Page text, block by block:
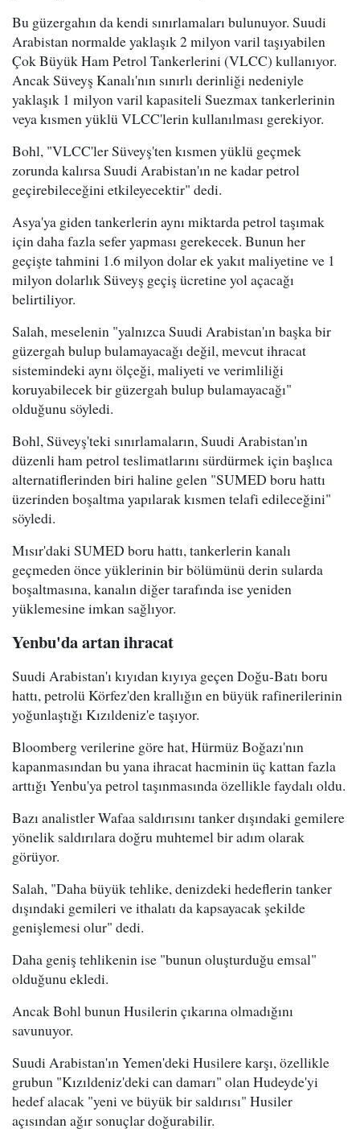
Bu güzergahın da kendi sınırlamaları bulunuyor. Suudi
Arabistan normalde yaklaşık 2 milyon varil taşıyabilen
Çok Büyük Ham Petrol Tankerlerini (VLCC) kullanıyor.
Ancak Süveyş Kanalı'nın sınırlı derinliği nedeniyle
yaklaşık 1 milyon varil kapasiteli Suezmax tankerlerinin
veya kısmen yüklü VLCC'lerin kullanılması gerekiyor.
Bohl, "VLCC'ler Süveyş'ten kısmen yüklü geçmek
zorunda kalırsa Suudi Arabistan'ın ne kadar petrol
geçirebileceğini etkileyecektir" dedi.
Asya'ya giden tankerlerin aynı miktarda petrol taşımak
için daha fazla sefer yapması gerekecek. Bunun her
geçişte tahmini 1.6 milyon dolar ek yakıt maliyetine ve 1
milyon dolarlık Süveyş geçiş ücretine yol açacağı
belirtiliyor.
Salah, meselenin "yalnızca Suudi Arabistan'ın başka bir
güzergah bulup bulamayacağı değil, mevcut ihracat
sistemindeki aynı ölçeği, maliyeti ve verimliliği
koruyabilecek bir güzergah bulup bulamayacağı"
olduğunu söyledi.
Bohl, Süveyş'teki sınırlamaların, Suudi Arabistan'ın
düzenli ham petrol teslimatlarını sürdürmek için başlıca
alternatiflerinden biri haline gelen "SUMED boru hattı
üzerinden boşaltma yapılarak kısmen telafi edileceğini"
söyledi.
Mısır'daki SUMED boru hattı, tankerlerin kanalı
geçmeden önce yüklerinin bir bölümünü derin sularda
boşaltmasına, kanalın diğer tarafında ise yeniden
yüklemesine imkan sağlıyor.
Yenbu'da artan ihracat
Suudi Arabistan'ı kıyıdan kıyıya geçen Doğu-Batı boru
hattı, petrolü Körfez'den krallığın en büyük rafinerilerinin
yoğunlaştığı Kızıldeniz'e taşıyor.
Bloomberg verilerine göre hat, Hürmüz Boğazı'nın
kapanmasından bu yana ihracat hacminin üç kattan fazla
arttığı Yenbu'ya petrol taşınmasında özellikle faydalı oldu.
Bazı analistler Wafaa saldırısını tanker dışındaki gemilere
yönelik saldırılara doğru muhtemel bir adım olarak
görüyor.
Salah, "Daha büyük tehlike, denizdeki hedeflerin tanker
dışındaki gemileri ve ithalatı da kapsayacak şekilde
genişlemesi olur" dedi.
Daha geniş tehlikenin ise "bunun oluşturduğu emsal"
olduğunu ekledi.
Ancak Bohl bunun Husilerin çıkarına olmadığını
savunuyor.
Suudi Arabistan'ın Yemen'deki Husilere karşı, özellikle
grubun "Kızıldeniz'deki can damarı" olan Hudeyde'yi
hedef alacak "yeni ve büyük bir saldırısı" Husiler
açısından ağır sonuçlar doğurabilir.